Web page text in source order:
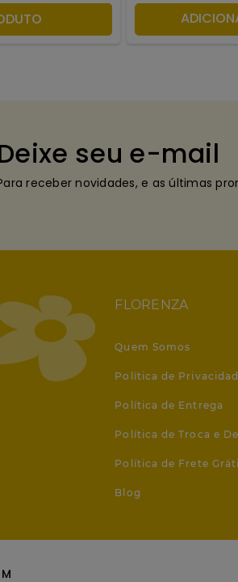
SACOLA
seu e-mail
receber novidades, e as últimas
FLORENZA
Quem Somos
Política de
Política de Entrega
Política de Troca e
Política de Frete
Blog